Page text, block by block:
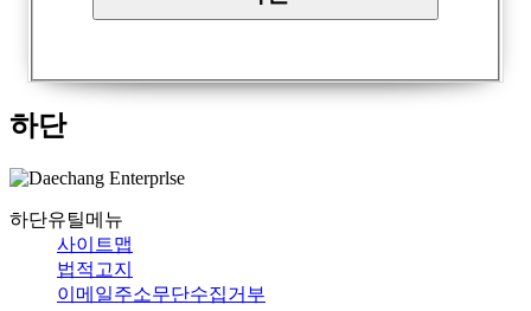
하단
하단유틸메뉴
사이트맵
법적고지
이메일주소무단수집거부